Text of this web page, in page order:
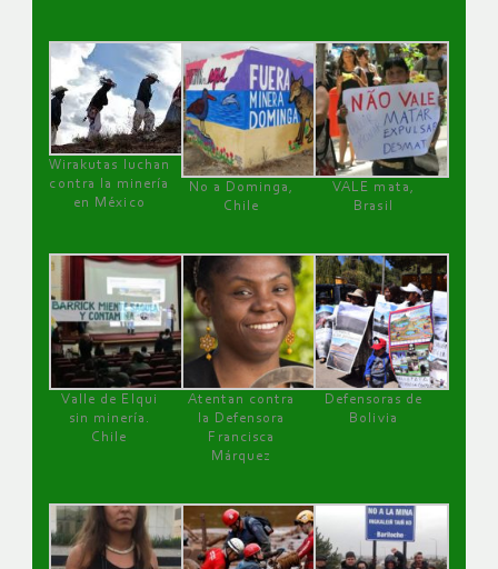
Wirakutas luchan
contra la minería
en México
No a Dominga,
Chile
VALE mata,
Brasil
Valle de Elqui
sin minería.
Chile
Atentan contra
la Defensora
Francisca
Márquez
Defensoras de
Bolivia